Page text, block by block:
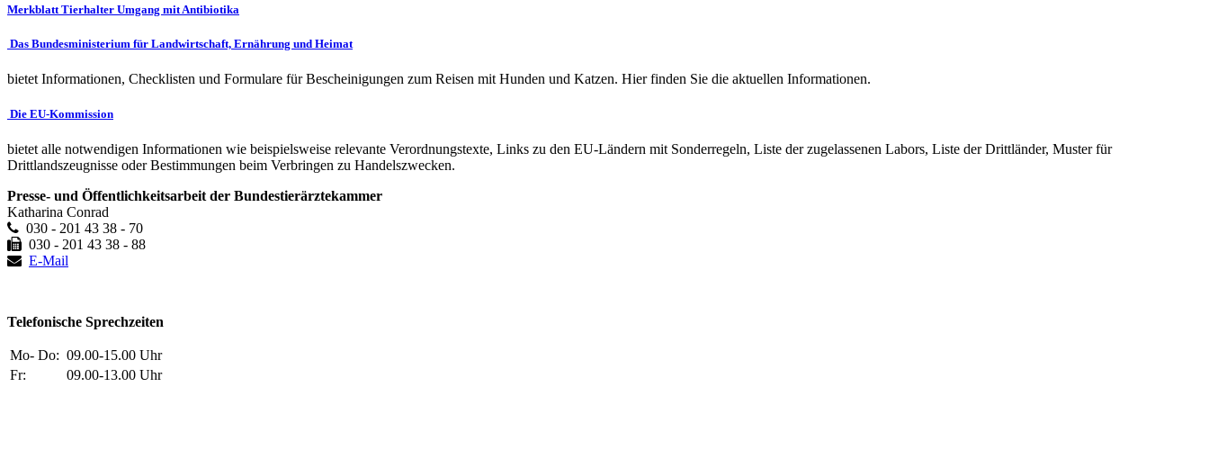
Merkblatt Tierhalter Umgang mit Antibiotika
Das Bundesministerium für Landwirtschaft, Ernährung und Heimat
bietet Informationen, Checklisten und Formulare für Bescheinigungen zum Reisen mit Hunden und Katzen. Hier finden Sie die aktuellen Informationen.
Die EU-Kommission
bietet alle notwendigen Informationen wie beispielsweise relevante Verordnungstexte, Links zu den EU-Ländern mit Sonderregeln, Liste der zugelassenen Labors, Liste der Drittländer, Muster für
Drittlandszeugnisse oder Bestimmungen beim Verbringen zu Handelszwecken.
Presse- und Öffentlichkeitsarbeit der Bundestierärztekammer
Katharina Conrad
030 - 201 43 38 - 70
030 - 201 43 38 - 88
E-Mail
Telefonische Sprechzeiten
Mo- Do: 09.00-15.00 Uhr
Fr:
09.00-13.00 Uhr